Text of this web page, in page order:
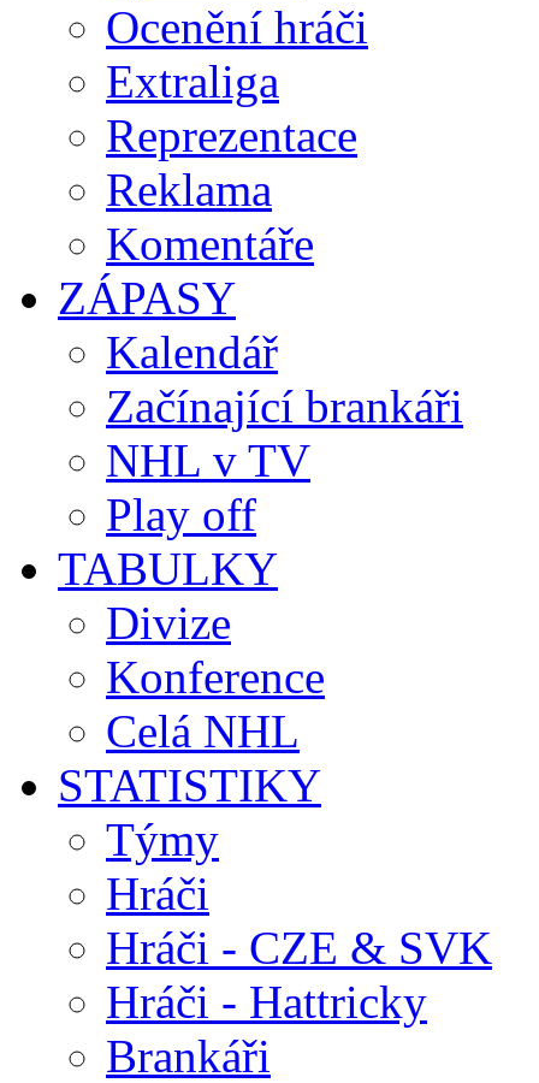
Ocenění hráči
Extraliga
Reprezentace
Reklama
Komentáře
ZÁPASY
Kalendář
Začínající brankáři
NHL v TV
Play off
TABULKY
Divize
Konference
Celá NHL
STATISTIKY
Týmy
Hráči
Hráči - CZE & SVK
Hráči - Hattricky
Brankáři